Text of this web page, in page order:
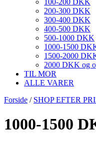
100-200 DKK
200-300 DKK
300-400 DKK
400-500 DKK
500-1000 DKK
1000-1500
1500-2000
2000 DKK og
TIL MOR
ALLE VARER
Forside / SHOP EFTER
1000-1500